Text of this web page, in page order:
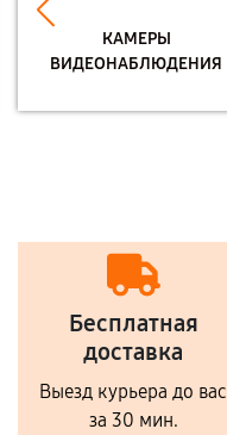
КАМЕРЫ
ВИДЕОНАБЛЮДЕНИЯ
Бесплатная
доставка
Выезд курьера до вас
за 30 мин.